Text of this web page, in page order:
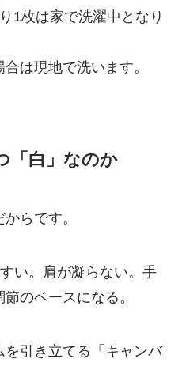
1枚は家で洗濯中となり
は現地で洗います。
「白」なのか
らです。
い。肩が凝らない。手
のベースになる。
を引き立てる「キャンバ